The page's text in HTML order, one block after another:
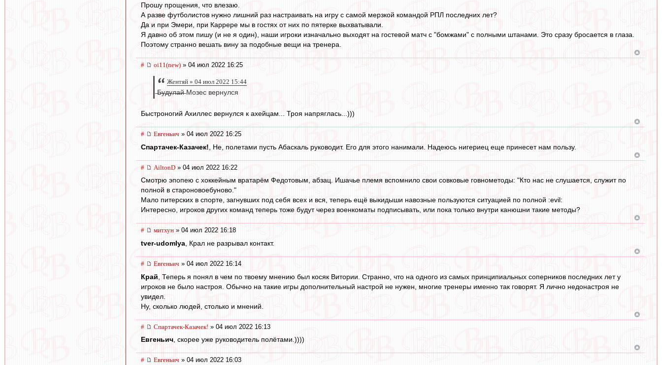
Прошу прощения, что влезаю.
А разве футболистов нужно лишний раз настраивать на игру с самой мерзкой командой РПЛ последних лет?
Да и при Эмери, при Каррере мы в гостях от них по пятерке выхватывали.
Я давно об этом пишу (и не я один), наши игроки изначально выходят на гостевой матч с "бомжами" с полными штанами. Это сразу бросается в глаза.
Поэтому странно вешать вину за подобные вещи на тренера.
# oi11(new) » 04 июл 2022 16:25
Жентяй » 04 июл 2022 15:44
̶Б̶у̶д̶у̶л̶а̶й̶ Мозес вернулся
Быстроногий Ахиллес вернулся к ахейцам... Троя напряглась...)))
# Евгеньич » 04 июл 2022 16:25
Спартачек-Казачек! , Не, полетами пусть Абаскаль руководит. Его для этого нанимали. Надеюсь нигериец еще принесет нам пользу.
# AiltonD » 04 июл 2022 16:22
Смотрю эпопею с хоккейным вратарём Федотовым, абзац. Ишачье племя вспомнило свои совковые говнометоды: "Кто нас не слушается, служит по
полной в староновоебуново."
Мало питерских в спорте, загнувших под себя всех и вся, теперь ещё выкидыши навозные пользуются ситуацией по полной :evil:
Интересно, игроков других команд теперь тоже будут через военкоматы подписывать, или пока только внутри канюшни такие методы?
# митхун » 04 июл 2022 16:18
tver-udomlya , Крал не разрывал контакт.
# Евгеньич » 04 июл 2022 16:14
Край , Теперь я понял в чем по твоему мнению был косяк Витории. Странно, что на одного из самых принципиальных соперников последних лет у
игроков не было настроя. Обычно на такие игры дополнительный настрой не нужен, многие тренеры именно так говорят. Я лично недонастроя не
увидел.
Ну, сколько людей, столько и мнений.
# Спартачек-Казачек! » 04 июл 2022 16:13
Евгеньич , скорее уже руководитель полётами.))))
# Евгеньич » 04 июл 2022 16:03